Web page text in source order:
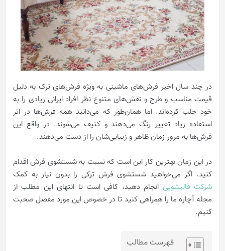
در چند سال اخیر فرش‌های ماشینی به ویژه فرش‌های ترک به دلیل
قیمت مناسب و طرح و نقش‌های متنوع نظر افراد ایرانی زیادی را به
خود جلب کرده‌اند. اما همان‌طور که می‌دانید همه فرش‌ها در اثر
استفاده زیاد تغییر رنگ می‌دهند و کثیف می‌شوند. در واقع این
فرش‌ها به مرور زمان ظاهر و زیبایی‌شان را از دست می‌دهند.
در این زمان بهترین کار این است که نسبت به شستشوی فرش اقدام
کنید. اگر می‌خواهید شستشوی فرش ترکی را بدون نیاز به کمک
شرکت قالیشویی انجام دهید، کافی است تا انتهای این مطلب از
مجله آچاره ما را همراهی کنید تا در خصوص این مورد مفصل صحبت
کنیم.
فهرست مطالب